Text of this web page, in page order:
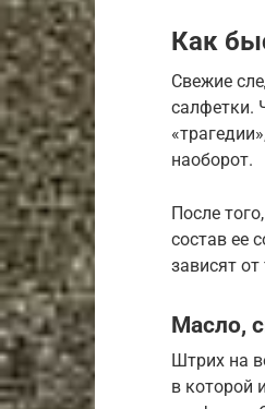
Как
Свежие
салфетки.
наоборот.
После
состав ее
зависят
Масло,
Штрих на
в которой